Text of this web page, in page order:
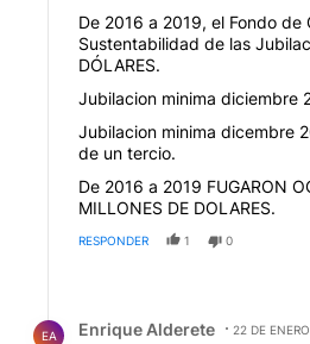
De 2016 a 2019, el Fondo de
Sustentabilidad de las
DÓLARES.
Jubilacion minima diciembre
Jubilacion minima dicembre
de un tercio.
De 2016 a 2019 FUGARON
MILLONES DE DOLARES.
RESPONDER 1 0
EA Enrique Alderete
22 DE